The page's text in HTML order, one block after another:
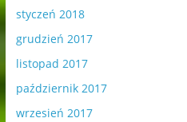
styczeń 2018
grudzień 2017
listopad 2017
październik 2017
wrzesień 2017